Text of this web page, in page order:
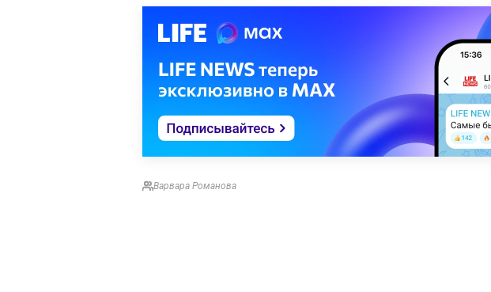
Варвара Романова